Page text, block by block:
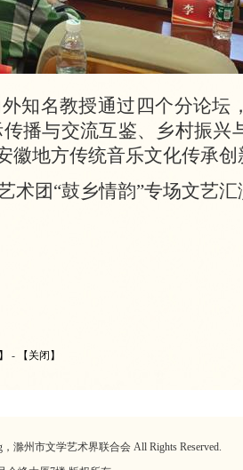
知名教授通过四个分论坛
播与交流互鉴、乡村振兴
地方传统音乐文化传承创
团“鼓乡情韵”专场文艺汇
- 【关闭】
，滁州市文学艺术界联合会 All Rights Reserved.